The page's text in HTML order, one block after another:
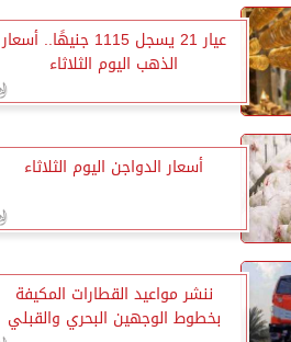
عيار 21 يسجل 1115 جنيهًا.. أسعار
الذهب اليوم الثلاثاء
أسعار الدواجن اليوم الثلاثاء
ننشر مواعيد القطارات المكيفة
بخطوط الوجهين البحري والقبلي